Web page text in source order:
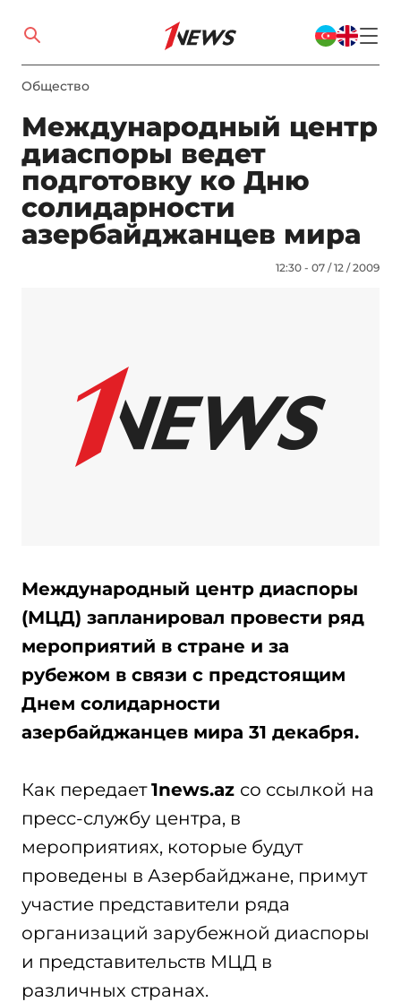
Общество
Международный центр
диаспоры ведет
подготовку ко Дню
солидарности
азербайджанцев мира
12:30 - 07 / 12 / 2009
Международный центр диаспоры
(МЦД) запланировал провести ряд
мероприятий в стране и за
рубежом в связи с предстоящим
Днем солидарности
азербайджанцев мира 31 декабря.
Как передает1news.az со ссылкой на
пресс-службу центра, в
мероприятиях, которые будут
проведены в Азербайджане, примут
участие представители ряда
организаций зарубежной диаспоры
и представительств МЦД в
различных странах.